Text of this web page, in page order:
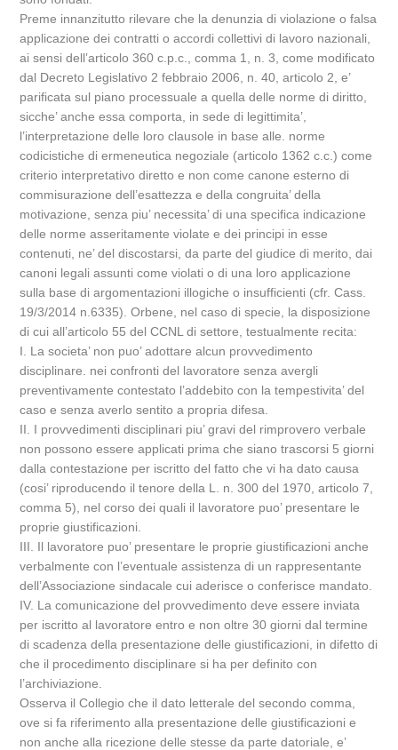
Preme innanzitutto rilevare che la denunzia di violazione o falsa
applicazione dei contratti o accordi collettivi di lavoro nazionali,
ai sensi dell’articolo 360 c.p.c., comma 1, n. 3, come modificato
dal Decreto Legislativo 2 febbraio 2006, n. 40, articolo 2, e’
parificata sul piano processuale a quella delle norme di diritto,
sicche’ anche essa comporta, in sede di legittimita’,
l’interpretazione delle loro clausole in base alle. norme
codicistiche di ermeneutica negoziale (articolo 1362 c.c.) come
criterio interpretativo diretto e non come canone esterno di
commisurazione dell’esattezza e della congruita’ della
motivazione, senza piu’ necessita’ di una specifica indicazione
delle norme asseritamente violate e dei principi in esse
contenuti, ne’ del discostarsi, da parte del giudice di merito, dai
canoni legali assunti come violati o di una loro applicazione
sulla base di argomentazioni illogiche o insufficienti (cfr. Cass.
19/3/2014 n.6335). Orbene, nel caso di specie, la disposizione
di cui all’articolo 55 del CCNL di settore, testualmente recita:
I. La societa’ non puo’ adottare alcun provvedimento
disciplinare. nei confronti del lavoratore senza avergli
preventivamente contestato l’addebito con la tempestivita’ del
caso e senza averlo sentito a propria difesa.
II. I provvedimenti disciplinari piu’ gravi del rimprovero verbale
non possono essere applicati prima che siano trascorsi 5 giorni
dalla contestazione per iscritto del fatto che vi ha dato causa
(cosi’ riproducendo il tenore della L. n. 300 del 1970, articolo 7,
comma 5), nel corso dei quali il lavoratore puo’ presentare le
proprie giustificazioni.
III. Il lavoratore puo’ presentare le proprie giustificazioni anche
verbalmente con l’eventuale assistenza di un rappresentante
dell’Associazione sindacale cui aderisce o conferisce mandato.
IV. La comunicazione del provvedimento deve essere inviata
per iscritto al lavoratore entro e non oltre 30 giorni dal termine
di scadenza della presentazione delle giustificazioni, in difetto di
che il procedimento disciplinare si ha per definito con
l’archiviazione.
Osserva il Collegio che il dato letterale del secondo comma,
ove si fa riferimento alla presentazione delle giustificazioni e
non anche alla ricezione delle stesse da parte datoriale, e’